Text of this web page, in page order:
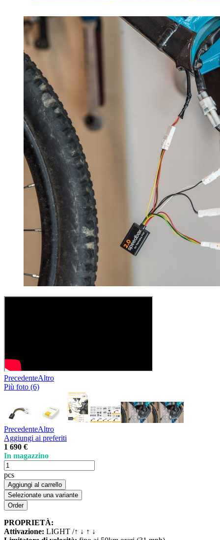
PrecedenteAltro
Più foto (6)
PrecedenteAltro
Aggiungi ai preferiti
1 690 €
In magazzino
pcs
Aggiungi al carrello
Selezionate una variante
PROPRIETÀ:
Attivazione: LIGHT /↑ ↓ ↑ ↓